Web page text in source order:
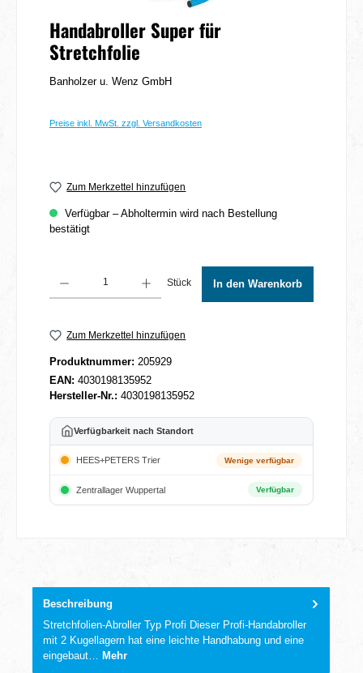
Handabroller Super für
Stretchfolie
Banholzer u. Wenz GmbH
Preise inkl. MwSt. zzgl. Versandkosten
Zum Merkzettel hinzufügen
Verfügbar – Abholtermin wird nach Bestellung
bestätigt
Stück In den Warenkorb
Zum Merkzettel hinzufügen
Produktnummer: 205929
EAN: 4030198135952
Hersteller-Nr.: 4030198135952
Verfügbarkeit nach Standort
HEES+PETERS Trier Wenige verfügbar
Zentrallager Wuppertal Verfügbar
Beschreibung
Stretchfolien-Abroller Typ Profi Dieser Profi-Handabroller
mit 2 Kugellagern hat eine leichte Handhabung und eine
eingebaut… Mehr